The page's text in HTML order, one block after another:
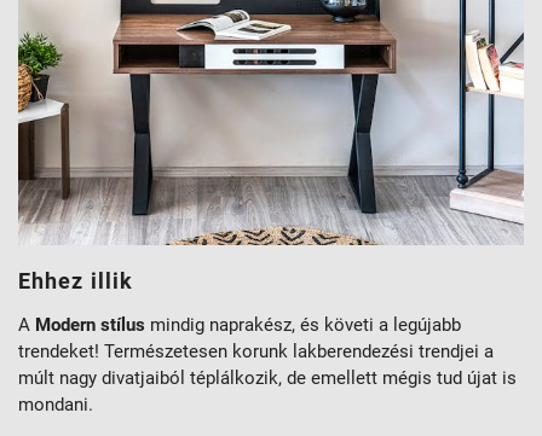
Ehhez illik
A Modern stílus mindig naprakész, és követi a legújabb
trendeket! Természetesen korunk lakberendezési trendjei a
múlt nagy divatjaiból téplálkozik, de emellett mégis tud újat is
mondani.